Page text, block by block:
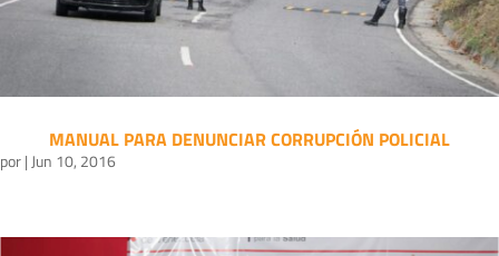
MANUAL PARA DENUNCIAR CORRUPCIÓN POLICIAL
por|Jun 10, 2016